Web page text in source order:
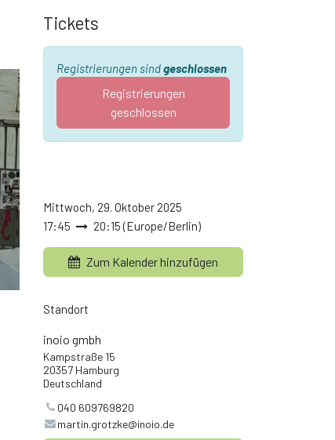
Tickets
Registrierungen sindgeschlossen
Registrierungen
geschlossen
Mittwoch, 29. Oktober 2025
17:45
20:15(Europe/Berlin)
Zum Kalender hinzufügen
Standort
inoio gmbh
Kampstraße 15
20357 Hamburg
Deutschland
040 609769820
martin.grotzke@inoio.de